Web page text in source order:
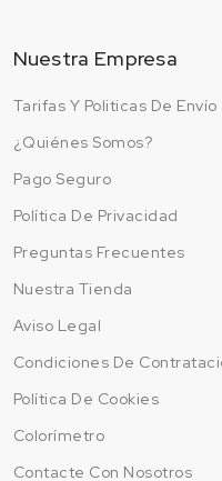
Nuestra Empresa
Tarifas Y Politicas De Envío
¿Quiénes Somos?
Pago Seguro
Política De Privacidad
Preguntas Frecuentes
Nuestra Tienda
Aviso Legal
Condiciones De
Política De Cookies
Colorímetro
Contacte Con Nosotros